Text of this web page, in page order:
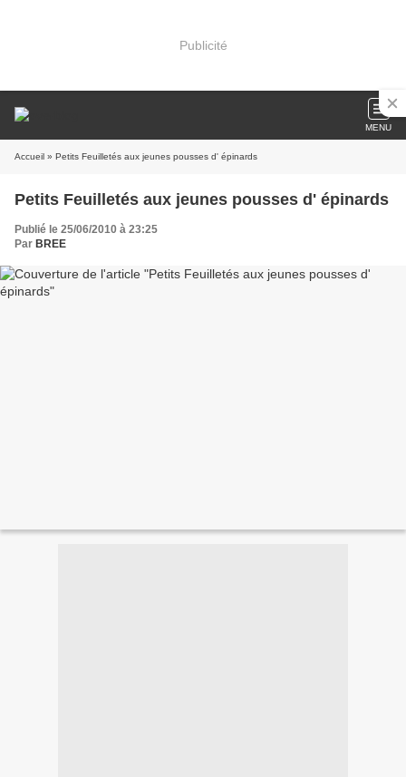
Publicité
MENU
Accueil » Petits Feuilletés aux jeunes pousses d' épinards
Petits Feuilletés aux jeunes pousses d' épinards
Publié le 25/06/2010 à 23:25
Par BREE